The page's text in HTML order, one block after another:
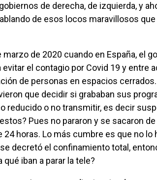
de derecha, de izquierda, y
de esos locos maravillosos que
el contagio por Covid 19 y entre
de personas en espacios
que decidir si grababan sus
reducido o no transmitir, es decir
Pues no pararon y se sacaron
24 horas. Lo más cumbre es que no lo
decretó el confinamiento total,
qué iban a parar la tele?